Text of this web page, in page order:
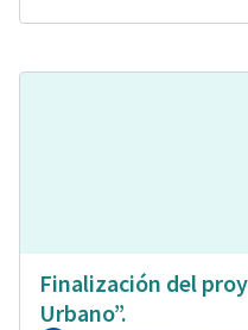
Finalización del
Urbano”.